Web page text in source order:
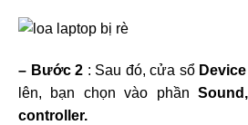
– Bước 2 : Sau đó, cửa sổ
lên, bạn chọn vào phần
controller.